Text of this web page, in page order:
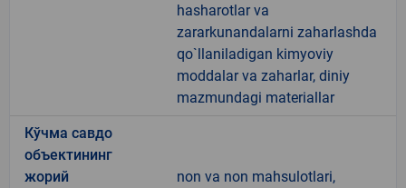
hasharotlar va
zararkunandalarni zaharlashda
qo`llaniladigan kimyoviy
moddalar va zaharlar, diniy
mazmundagi materiallar
Кўчма савдо
объектининг
жорий
non va non mahsulotlari,